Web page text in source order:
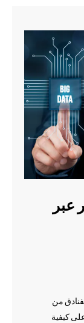
عبر
من
كيفية